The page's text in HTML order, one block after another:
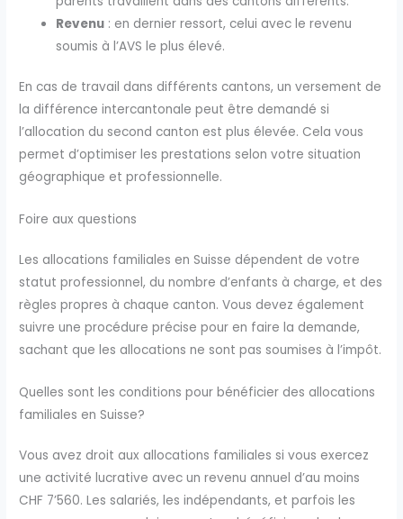
Revenu : en dernier ressort, celui avec le revenu
soumis à l’AVS le plus élevé.
En cas de travail dans différents cantons, un versement de
la différence intercantonale peut être demandé si
l’allocation du second canton est plus élevée. Cela vous
permet d’optimiser les prestations selon votre situation
géographique et professionnelle.
Foire aux questions
Les allocations familiales en Suisse dépendent de votre
statut professionnel, du nombre d’enfants à charge, et des
règles propres à chaque canton. Vous devez également
suivre une procédure précise pour en faire la demande,
sachant que les allocations ne sont pas soumises à l’impôt.
Quelles sont les conditions pour bénéficier des allocations
familiales en Suisse?
Vous avez droit aux allocations familiales si vous exercez
une activité lucrative avec un revenu annuel d’au moins
CHF 7’560. Les salariés, les indépendants, et parfois les